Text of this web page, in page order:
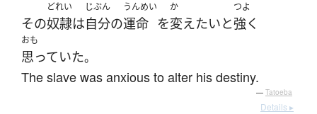
その
どれい
奴隷は
じぶん
自分の
うんめい
運命 を
か
変えたいと
つよ
強く
おも
思っていた。
The slave was anxious to alter his destiny.
— Tatoeba
Details ▸